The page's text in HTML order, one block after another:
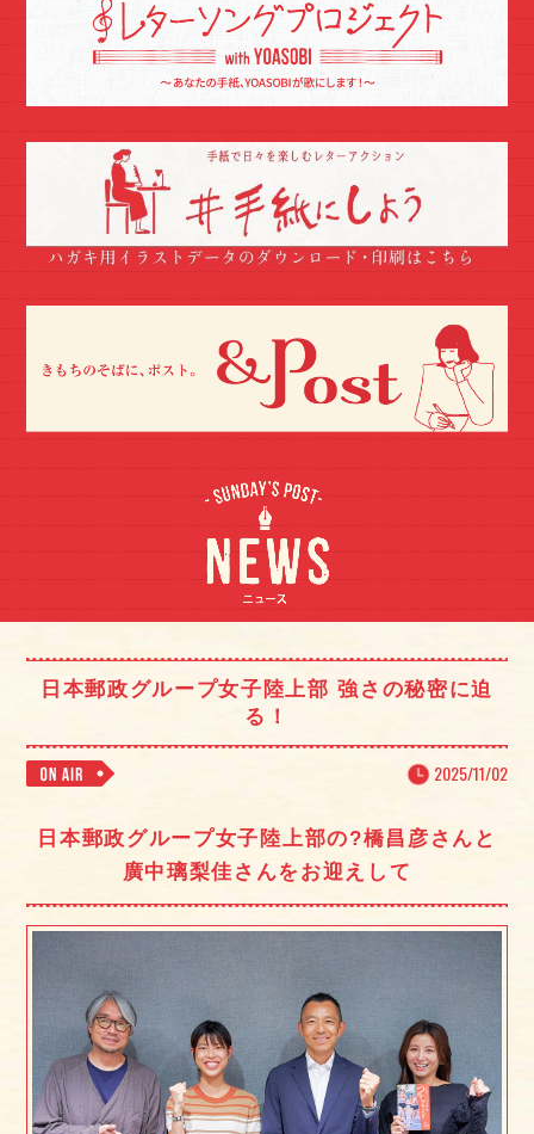
日本郵政グループ女子陸上部 強さの秘密に迫
る！
2025/11/02
日本郵政グループ女子陸上部の?橋昌彦さんと
廣中璃梨佳さんをお迎えして